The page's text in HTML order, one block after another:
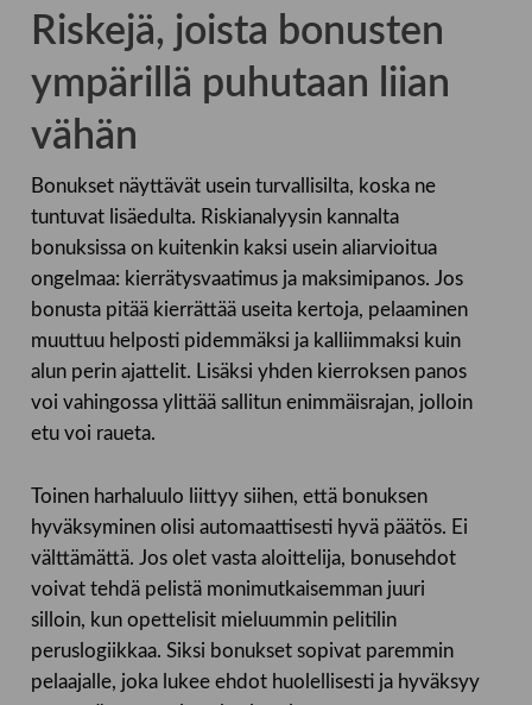
Riskejä, joista bonusten
ympärillä puhutaan liian
vähän
Bonukset näyttävät usein turvallisilta, koska ne
tuntuvat lisäedulta. Riskianalyysin kannalta
bonuksissa on kuitenkin kaksi usein aliarvioitua
ongelmaa: kierrätysvaatimus ja maksimipanos. Jos
bonusta pitää kierrättää useita kertoja, pelaaminen
muuttuu helposti pidemmäksi ja kalliimmaksi kuin
alun perin ajattelit. Lisäksi yhden kierroksen panos
voi vahingossa ylittää sallitun enimmäisrajan, jolloin
etu voi raueta.
Toinen harhaluulo liittyy siihen, että bonuksen
hyväksyminen olisi automaattisesti hyvä päätös. Ei
välttämättä. Jos olet vasta aloittelija, bonusehdot
voivat tehdä pelistä monimutkaisemman juuri
silloin, kun opettelisit mieluummin pelitilin
peruslogiikkaa. Siksi bonukset sopivat paremmin
pelaajalle, joka lukee ehdot huolellisesti ja hyväksyy